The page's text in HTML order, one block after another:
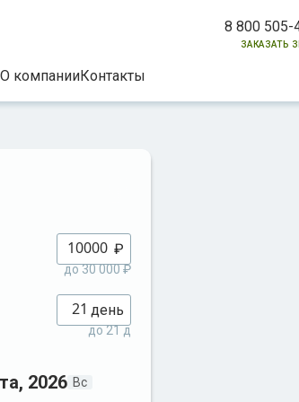
8 800 505-
заказать
О компанииКонтакты
₽
до 30 000 ₽
день
до 21 д
2026 Вс